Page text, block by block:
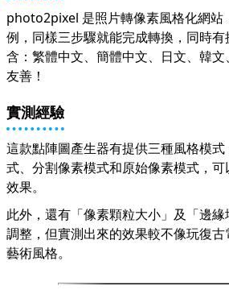
photo2pixel 是照片轉像素風格化網站
例，同樣三步驟就能完成轉換，同時
含：繁體中文、簡體中文、日文、韓
友善！
實測經驗
這款點陣圖產生器有提供三種風格模
式、分割像素模式和原始像素模式，
效果。
此外，還有「像素顆粒大小」及「邊
調整，但實測出來的效果較不像玩復
藝術風格。